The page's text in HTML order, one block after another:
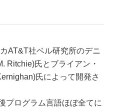
AT&T社ベル研究所のデニ
Ritchie)氏とブライアン・
氏によって開発さ
プログラム言語ほぼ全てに